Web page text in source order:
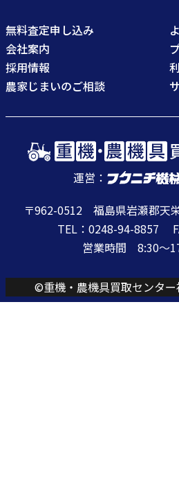
無料査定申し込み
会社案内
採用情報
農家じまいのご相談
運営：
〒962-0512 福島県岩瀬郡天
TEL：0248-94-8857
営業時間 8:30〜
©重機・農機具買取センタ